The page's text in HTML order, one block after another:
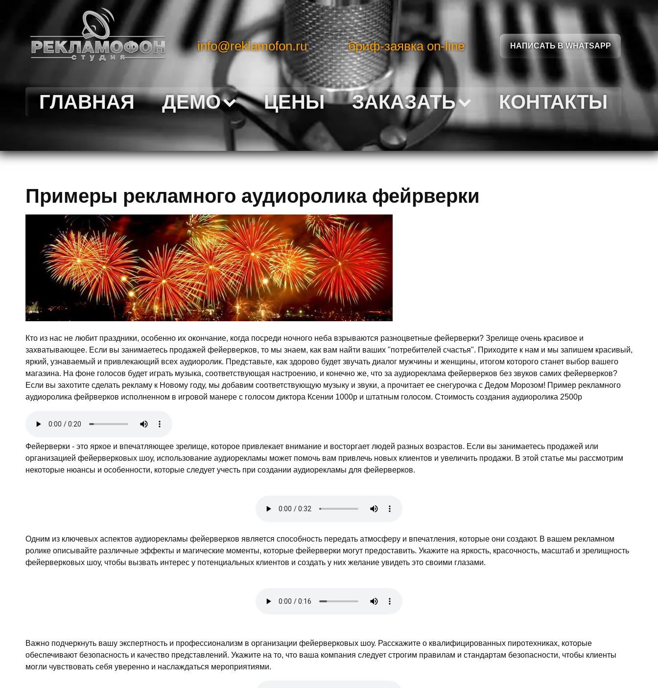
info@reklamofon.ru бриф-заявка on-line НАПИСАТЬ В WHATSAPP
ГЛАВНАЯ ДЕМО ЦЕНЫ ЗАКАЗАТЬ КОНТАКТЫ
Примеры рекламного аудиоролика фейрверки
Кто из нас не любит праздники, особенно их окончание, когда посреди ночного неба взрываются разноцветные фейерверки? Зрелище очень красивое и
захватывающее. Если вы занимаетесь продажей фейерверков, то мы знаем, как вам найти ваших "потребителей счастья". Приходите к нам и мы запишем красивый,
яркий, узнаваемый и привлекающий всех аудиоролик. Представьте, как здорово будет звучать диалог мужчины и женщины, итогом которого станет выбор вашего
магазина. На фоне голосов будет играть музыка, соответствующая настроению, и конечно же, что за аудиореклама фейерверков без звуков самих фейерверков?
Если вы захотите сделать рекламу к Новому году, мы добавим соответствующую музыку и звуки, а прочитает ее снегурочка с Дедом Морозом! Пример рекламного
аудиоролика фейрверков исполненном в игровой манере с голосом диктора Ксении 1000р и штатным голосом. Стоимость создания аудиоролика 2500р
Фейерверки - это яркое и впечатляющее зрелище, которое привлекает внимание и восторгает людей разных возрастов. Если вы занимаетесь продажей или
организацией фейерверковых шоу, использование аудиорекламы может помочь вам привлечь новых клиентов и увеличить продажи. В этой статье мы рассмотрим
некоторые нюансы и особенности, которые следует учесть при создании аудиорекламы для фейерверков.
Одним из ключевых аспектов аудиорекламы фейерверков является способность передать атмосферу и впечатления, которые они создают. В вашем рекламном
ролике описывайте различные эффекты и магические моменты, которые фейерверки могут предоставить. Укажите на яркость, красочность, масштаб и зрелищность
фейерверковых шоу, чтобы вызвать интерес у потенциальных клиентов и создать у них желание увидеть это своими глазами.
Важно подчеркнуть вашу экспертность и профессионализм в организации фейерверковых шоу. Расскажите о квалифицированных пиротехниках, которые
обеспечивают безопасность и качество представлений. Укажите на то, что ваша компания следует строгим правилам и стандартам безопасности, чтобы клиенты
могли чувствовать себя уверенно и наслаждаться мероприятиями.